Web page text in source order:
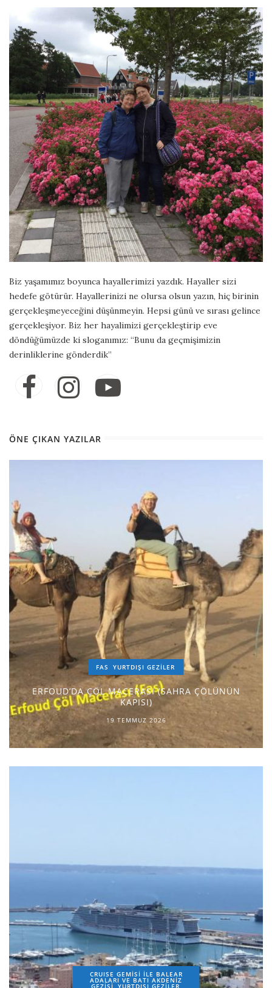
Biz yaşamımız boyunca hayallerimizi yazdık. Hayaller sizi
hedefe götürür. Hayallerinizi ne olursa olsun yazın, hiç birinin
gerçekleşmeyeceğini düşünmeyin. Hepsi günü ve sırası gelince
gerçekleşiyor. Biz her hayalimizi gerçekleştirip eve
döndüğümüzde ki sloganımız: “Bunu da geçmişimizin
derinliklerine gönderdik”
ÖNE ÇIKAN YAZILAR
FAS YURTDIŞI GEZILER
ERFOUD’DA ÇÖL MACERASI (SAHRA ÇÖLÜNÜN
KAPISI)
19 TEMMUZ 2026
CRUISE GEMİSİ İLE BALEAR
ADALARI VE BATI AKDENİZ
GEZİSİ YURTDIŞI GEZILER